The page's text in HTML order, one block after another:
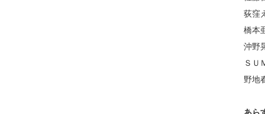
荻窪
橋本
沖野
ＳＵ
野地